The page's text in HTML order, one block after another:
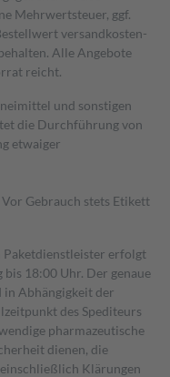
Mehrwertsteuer, ggf.
versand­kosten­
Alle Angebote
reicht.
und sonstigen
die Durchführung von
etwaiger
Gebrauch stets Etikett
Paketdienstleister erfolgt
18:00 Uhr. Der genaue
in Abhängigkeit der
des Spediteurs
pharmazeutische
dienen, die
Klärungen